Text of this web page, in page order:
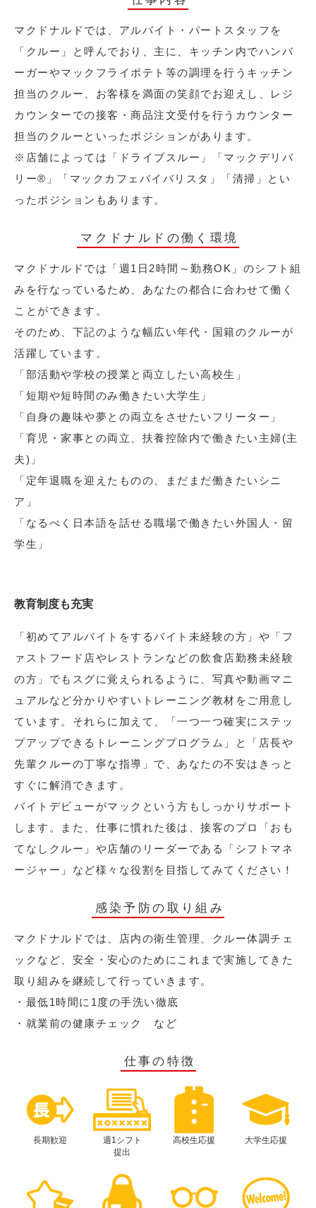
マクドナルドでは、アルバイト・パートスタッフを
「クルー」と呼んでおり、主に、キッチン内でハンバ
ーガーやマックフライポテト等の調理を行うキッチン
担当のクルー、お客様を満面の笑顔でお迎えし、レジ
カウンターでの接客・商品注文受付を行うカウンター
担当のクルーといったポジションがあります。
※店舗によっては「ドライブスルー」「マックデリバ
リー®︎」「マックカフェバイバリスタ」「清掃」とい
ったポジションもあります。
マクドナルドの働く環境
マクドナルドでは「週1日2時間～勤務OK」のシフト組
みを行なっているため、あなたの都合に合わせて働く
ことができます。
そのため、下記のような幅広い年代・国籍のクルーが
活躍しています。
「部活動や学校の授業と両立したい高校生」
「短期や短時間のみ働きたい大学生」
「自身の趣味や夢との両立をさせたいフリーター」
「育児・家事との両立、扶養控除内で働きたい主婦(主
夫)」
「定年退職を迎えたものの、まだまだ働きたいシニ
ア」
「なるべく日本語を話せる職場で働きたい外国人・留
学生」
教育制度も充実
「初めてアルバイトをするバイト未経験の方」や「フ
ァストフード店やレストランなどの飲食店勤務未経験
の方」でもスグに覚えられるように、写真や動画マニ
ュアルなど分かりやすいトレーニング教材をご用意し
ています。それらに加えて、「一つ一つ確実にステッ
プアップできるトレーニングプログラム」と「店長や
先輩クルーの丁寧な指導」で、あなたの不安はきっと
すぐに解消できます。
バイトデビューがマックという方もしっかりサポート
します。また、仕事に慣れた後は、接客のプロ「おも
てなしクルー」や店舗のリーダーである「シフトマネ
ージャー」など様々な役割を目指してみてください！
感染予防の取り組み
マクドナルドでは、店内の衛生管理、クルー体調チェ
ックなど、安全・安心のためにこれまで実施してきた
取り組みを継続して行っていきます。
・最低1時間に1度の手洗い徹底
・就業前の健康チェック など
仕事の特徴
長期歓迎
週1シフト
提出
高校生応援 大学生応援